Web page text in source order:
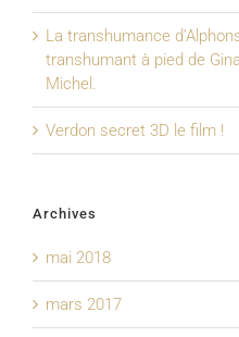
La transhumance
transhumant à pied de
Michel.
Verdon secret 3D le film !
Archives
mai 2018
mars 2017